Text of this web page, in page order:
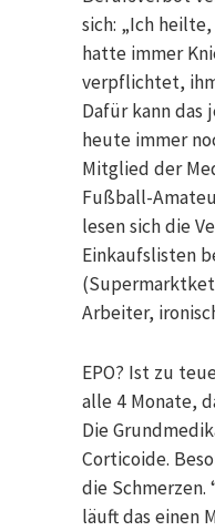
sich: „Ich
hatte immer
verpflichtet,
Dafür kann das
heute immer
Mitglied der
Fußball-
lesen sich die
Einkaufslisten
Arbeiter,
EPO? Ist zu
alle 4 Monate,
Die
Corticoide.
die
läuft das einen